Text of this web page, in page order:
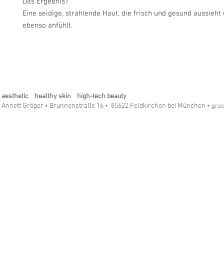
Eine seidige, strahlende Haut, die frisch und gesund aussieht
ebenso anfühlt.
aesthetic healthy skin high-tech beauty
Annett Gröger • Brunnenstraße 16 • 85622 Feldkirchen bei München •